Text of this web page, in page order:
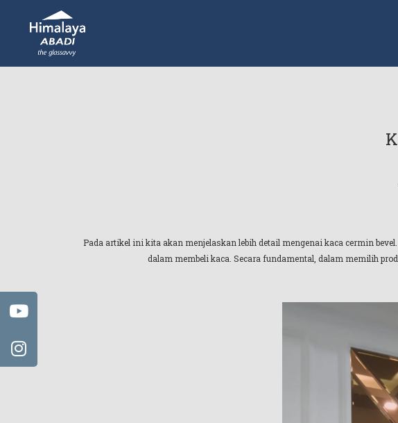
Pada artikel ini kita akan menjelaskan lebih detail mengenai kaca cermin
dalam membeli kaca. Secara fundamental, dalam memilih